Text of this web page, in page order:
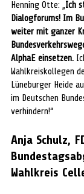
Henning Otte: „Ich
Dialogforums! Im
weiter mit ganzer
AlphaE einsetzen.
Wahlkreiskollegen
Lüneburger Heide
im Deutschen
verhindern!“
Anja Schulz,
Wahlkreis